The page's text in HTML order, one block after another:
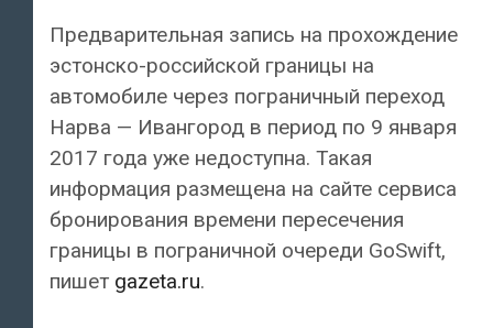
…..
Предварительная запись на прохождение
эстонско-российской границы на
автомобиле через пограничный переход
Нарва — Ивангород в период по 9 января
2017 года уже недоступна. Такая
информация размещена на сайте сервиса
бронирования времени пересечения
границы в пограничной очереди GoSwift,
пишет gazeta.ru.